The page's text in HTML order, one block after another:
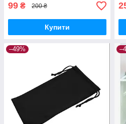
99 ₴ 200 ₴
Купити
–49%